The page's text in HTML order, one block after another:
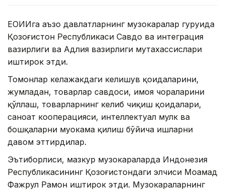
ЕОИИга аъзо давлатларнинг музокаралар гуруҳида
Қозоғистон Республикаси Савдо ва интеграция
вазирлиги ва Адлия вазирлиги мутахассислари
иштирок этди.
Томонлар келажакдаги келишув қоидаларини,
жумладан, товарлар савдоси, ҳимоя чораларини
қўллаш, товарларнинг келиб чиқиш қоидалари,
саноат кооперацияси, интеллектуал мулк ва
бошқаларни муҳокама қилиш бўйича ишларни
давом эттирдилар.
Эътиборлиси, мазкур музокараларда Индонезия
Республикасининг Қозоғистондаги элчиси Моҳамад
Фажрул Раҳмон иштирок этди. Музокараларнинг